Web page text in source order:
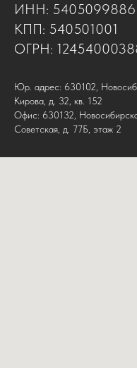
ИНН: 5405099886
КПП: 540501001
ОГРН:
Юр. адрес: 630102,
Кирова, д. 32, кв. 152
Офис: 630132,
Советская, д. 77Б, этаж 2